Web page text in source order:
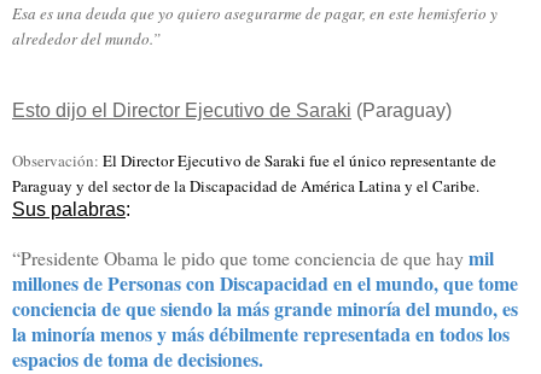
Esa es una deuda que yo quiero asegurarme de pagar, en este hemisferio y
alrededor del mundo.”
Esto dijo el Director Ejecutivo de Saraki (Paraguay)
Observación: El Director Ejecutivo de Saraki fue el único representante de
Paraguay y del sector de la Discapacidad de América Latina y el Caribe.
Sus palabras:
“Presidente Obama le pido que tome conciencia de que haymil
millones de Personas con Discapacidad en el mundo, que tome
conciencia de que siendo la más grande minoría del mundo, es
la minoría menos y más débilmente representada en todos los
espacios de toma de decisiones.